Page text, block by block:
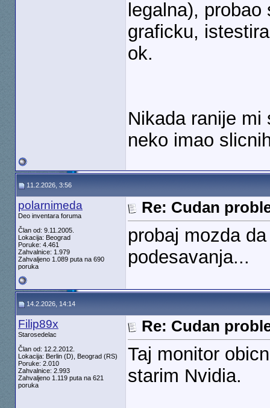
legalna),
graficku,
ok.
Nikada ranije
neko imao
11.2.2026, 3:56
polarnimeda
Deo inventara foruma
Član od: 9.11.2005.
Lokacija: Beograd
Poruke: 4.461
Zahvalnice: 1.979
Zahvaljeno 1.089 puta na 690
poruka
Re: Cudan
probaj mozda
podesavanja...
14.2.2026, 14:14
Filip89x
Starosedelac
Član od: 12.2.2012.
Lokacija: Berlin (D), Beograd (RS)
Poruke: 2.010
Zahvalnice: 2.993
Zahvaljeno 1.119 puta na 621
poruka
Re: Cudan
Taj monitor
starim Nvidia.